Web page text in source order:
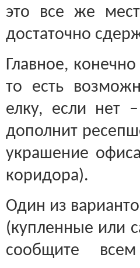
это все же
достаточно
Главное,
то есть
елку, если нет
дополнит
украшение
коридора).
Один из
(купленные или
сообщите